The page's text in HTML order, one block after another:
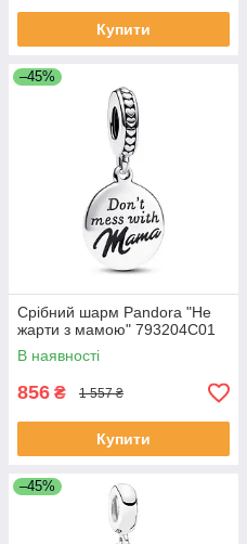
Купити
–45%
Срібний шарм Pandora "Не
жарти з мамою" 793204C01
В наявності
856 ₴ 1 557 ₴
Купити
–45%